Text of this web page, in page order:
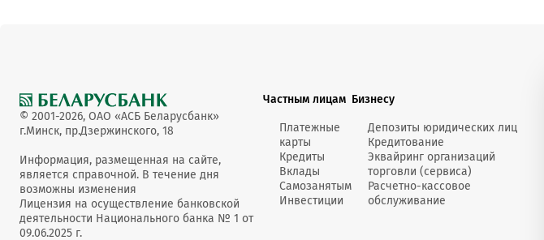
© 2001-2026, ОАО «АСБ Беларусбанк»
г.Минск, пр.Дзержинского, 18
Информация, размещенная на сайте,
является справочной. В течение дня
возможны изменения
Лицензия на осуществление банковской
деятельности Национального банка № 1 от
09.06.2025 г.
Частным лицам
Платежные
карты
Кредиты
Вклады
Самозанятым
Инвестиции
Бизнесу
Депозиты юридических лиц
Кредитование
Эквайринг организаций
торговли (сервиса)
Расчетно-кассовое
обслуживание